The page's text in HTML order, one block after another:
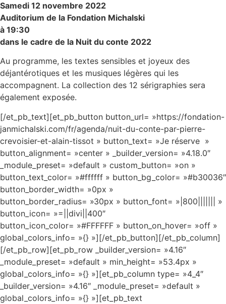
Samedi 12 novembre 2022
Auditorium de la Fondation Michalski
à 19:30
dans le cadre de la Nuit du conte 2022
Au programme, les textes sensibles et joyeux des
déjantérotiques et les musiques légères qui les
accompagnent. La collection des 12 sérigraphies sera
également exposée.
[/et_pb_text][et_pb_button button_url= »https://fondation-
janmichalski.com/fr/agenda/nuit-du-conte-par-pierre-
crevoisier-et-alain-tissot » button_text= »Je réserve »
button_alignment= »center » _builder_version= »4.18.0″
_module_preset= »default » custom_button= »on »
button_text_color= »#ffffff » button_bg_color= »#b30036″
button_border_width= »0px »
button_border_radius= »30px » button_font= »|800||||||| »
button_icon= »=||divi||400″
button_icon_color= »#FFFFFF » button_on_hover= »off »
global_colors_info= »{} »][/et_pb_button][/et_pb_column]
[/et_pb_row][et_pb_row _builder_version= »4.16″
_module_preset= »default » min_height= »53.4px »
global_colors_info= »{} »][et_pb_column type= »4_4″
_builder_version= »4.16″ _module_preset= »default »
global_colors_info= »{} »][et_pb_text